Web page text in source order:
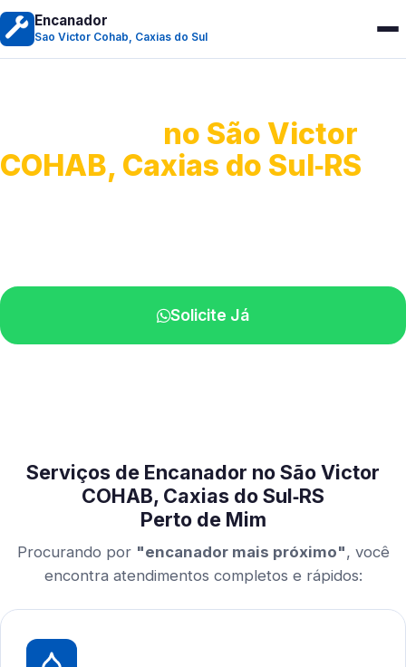
Encanador
Sao Victor Cohab, Caxias do Sul
no São Victor
COHAB, Caxias do Sul‑RS
Solicite Já
Serviços de Encanador no São Victor
COHAB, Caxias do Sul‑RS
Perto de Mim
Procurando por "encanador mais próximo", você
encontra atendimentos completos e rápidos: